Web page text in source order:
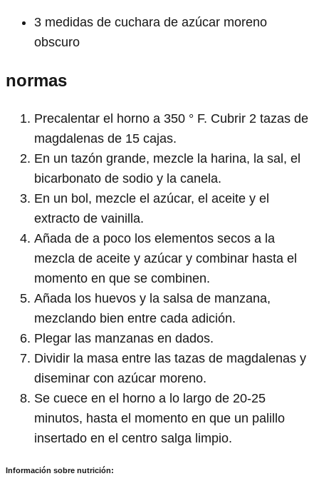
3 medidas de cuchara de azúcar moreno
obscuro
normas
Precalentar el horno a 350 ° F. Cubrir 2 tazas de
magdalenas de 15 cajas.
En un tazón grande, mezcle la harina, la sal, el
bicarbonato de sodio y la canela.
En un bol, mezcle el azúcar, el aceite y el
extracto de vainilla.
Añada de a poco los elementos secos a la
mezcla de aceite y azúcar y combinar hasta el
momento en que se combinen.
Añada los huevos y la salsa de manzana,
mezclando bien entre cada adición.
Plegar las manzanas en dados.
Dividir la masa entre las tazas de magdalenas y
diseminar con azúcar moreno.
Se cuece en el horno a lo largo de 20-25
minutos, hasta el momento en que un palillo
insertado en el centro salga limpio.
Información sobre nutrición: